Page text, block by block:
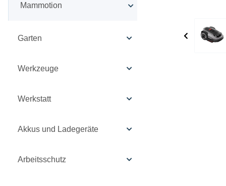
Mammotion
Garten
Werkzeuge
Werkstatt
Akkus und Ladegeräte
Arbeitsschutz